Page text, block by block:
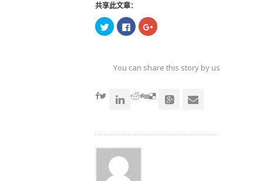
共享此文章：
点
击
共
享
窗
口
点
击
共
享
窗
口
点
击
共
享
窗
口
You can share this story by using your